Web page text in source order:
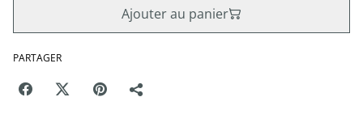
Ajouter au panier
PARTAGER